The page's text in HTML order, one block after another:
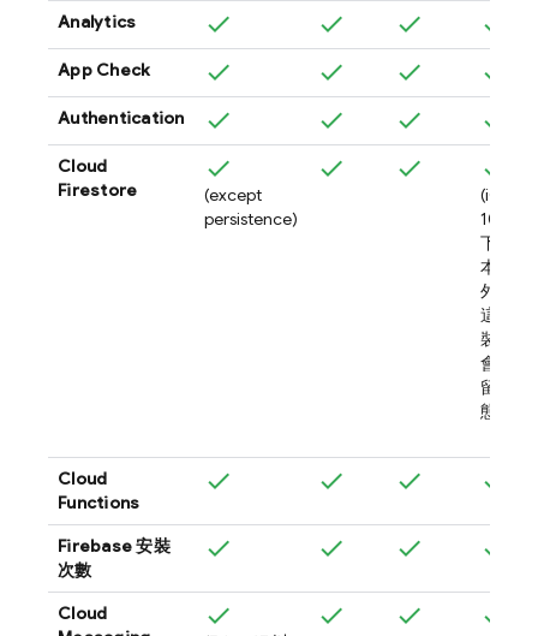
Analytics
App Check
Authentication
Cloud
Firestore
(except
persistence)
(iOS
10 以
下版
本除
外，
這類
裝置
會保
留狀
態)
Cloud
Functions
Firebase安裝
次數
Cloud